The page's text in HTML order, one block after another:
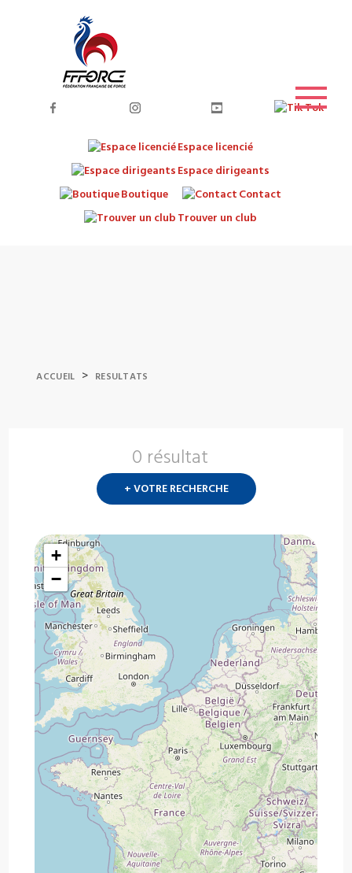
Espace licencié
Espace dirigeants
Boutique
Contact
Trouver un club
ACCUEIL > RESULTATS
0 résultat
+ VOTRE RECHERCHE
+
−